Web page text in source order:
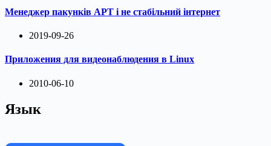
Менеджер пакунків APT і не стабільний інтернет
2019-09-26
Приложения для видеонаблюдения в Linux
2010-06-10
Язык